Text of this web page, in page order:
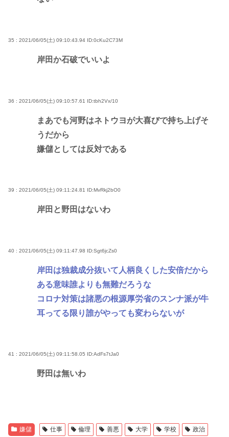
35 : 2021/06/05(土) 09:10:43.94 ID:0cKu2C73M
岸田か石破でいいよ
36 : 2021/06/05(土) 09:10:57.61 ID:tbh2Vx/10
まあでも河野はネトウヨが大喜びで持ち上げそ
うだから
嫌儲としては反対である
39 : 2021/06/05(土) 09:11:24.81 ID:MvRkj2bO0
岸田と野田はないわ
40 : 2021/06/05(土) 09:11:47.98 ID:Sgt6jcZs0
岸田は独裁成分抜いて人柄良くした安倍だから
ある意味誰よりも無難だろうな
コロナ対策は諸悪の根源厚労省のスンナ派が牛
耳ってる限り誰がやっても変わらないが
41 : 2021/06/05(土) 09:11:58.05 ID:AdFs7tJa0
野田は無いわ
嫌儲 仕事 倫理 善悪 大学 学校
政治